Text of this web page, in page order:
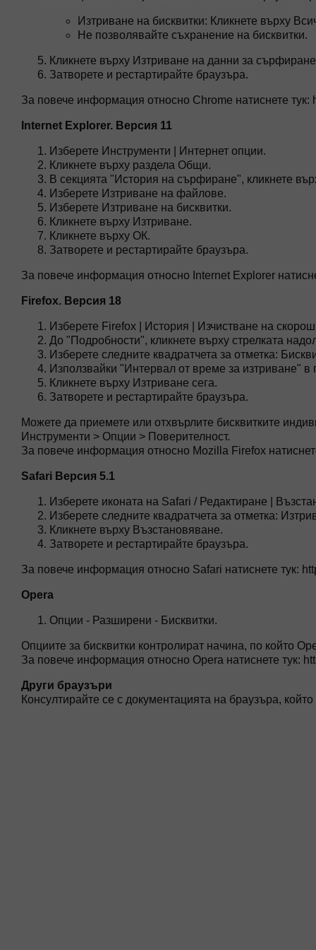
Изтриване на бисквитки: Кликнете върху
Не позволявайте съхранение на бисквитки.
Кликнете върху Изтриване на данни за
Затворете и рестартирайте браузъра.
За повече информация относно Chrome натиснете
Internet Explorer. Версия 11
Изберете Инструменти | Интернет опции.
Кликнете върху раздела Общи.
В секцията "История на сърфиране", кликнете
Изберете Изтриване на файлове.
Изберете Изтриване на бисквитки.
Кликнете върху Изтриване.
Кликнете върху ОК.
Затворете и рестартирайте браузъра.
За повече информация относно Internet Explorer
Firefox. Версия 18
Изберете Firefox | История | Изчистване на
До "Подробности", кликнете върху стрелката
Изберете следните квадратчета за отметка:
Използвайки "Интервал от време за изтриване"
Кликнете върху Изтриване сега.
Затворете и рестартирайте браузъра.
Можете да приемете или отхвърлите бисквитките
Инструменти > Опции > Поверителност.
За повече информация относно Mozilla Firefox
Safari Версия 5.1
Изберете иконата на Safari / Редактиране |
Изберете следните квадратчета за отметка:
Кликнете върху Възстановяване.
Затворете и рестартирайте браузъра.
За повече информация относно Safari натиснете тук:
Opera
Опции - Разширени - Бисквитки.
Опциите за бисквитки контролират начина, по който
За повече информация относно Opera натиснете тук:
Други браузъри
Консултирайте се с документацията на браузъра,